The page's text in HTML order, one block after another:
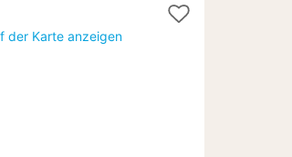
der Karte anzeigen